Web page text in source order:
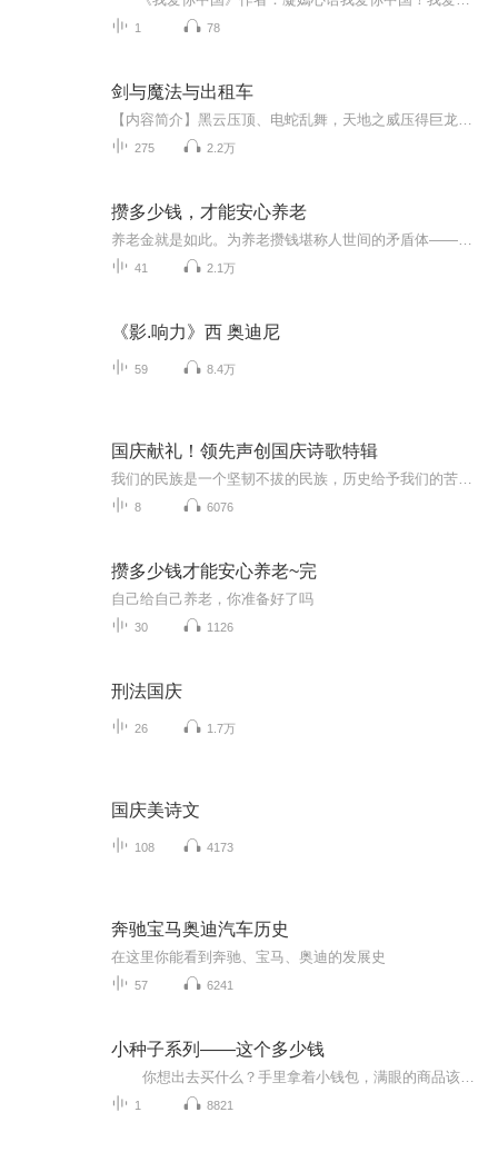
1 78
剑与魔法与出租车
275 2.2万
攒多少钱，才能安心养老
41 2.1万
《影.响力》西 奥迪尼
59 8.4万
国庆献礼！领先声创国庆诗歌特辑
8 6076
攒多少钱才能安心养老~完
自己给自己养老，你准备好了吗
30 1126
刑法国庆
26 1.7万
国庆美诗文
108 4173
奔驰宝马奥迪汽车历史
在这里你能看到奔驰、宝马、奥迪的发展史
57 6241
小种子系列——这个多少钱
1 8821